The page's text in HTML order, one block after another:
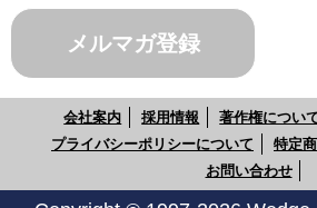
メルマガ登録
会社案内 採用情報 著作権につい
プライバシーポリシーについて
特定
お問い合わせ